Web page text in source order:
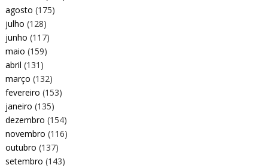
agosto (175)
julho (128)
junho (117)
maio (159)
abril (131)
março (132)
fevereiro (153)
janeiro (135)
dezembro (154)
novembro (116)
outubro (137)
setembro (143)